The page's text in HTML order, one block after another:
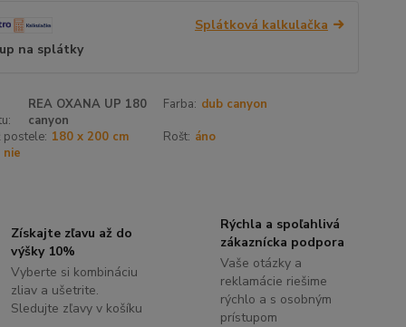
Splátková kalkulačka
na splátky
REA OXANA UP 180
canyon
Farba: dub canyon
postele: 180 x 200 cm Rošt: áno
nie
Získajte zľavu až do
výšky 10%
Vyberte si kombináciu
zliav a ušetrite.
Sledujte zľavy v košíku
Rýchla a spoľahlivá
zákaznícka podpora
Vaše otázky a
reklamácie riešime
rýchlo a s osobným
prístupom